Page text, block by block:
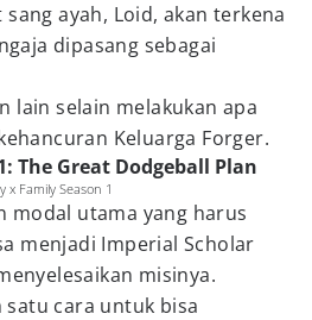
ayah, Loid, akan terkena
dipasang sebagai
lain selain melakukan apa
Keluarga Forger.
The Great Dodgeball Plan
x Family Season 1
modal utama yang harus
menjadi Imperial Scholar
misinya.
satu cara untuk bisa